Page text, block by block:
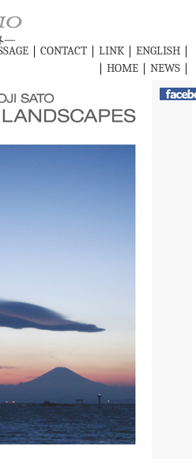
ENGLISH ｜
LINK｜
CONTACT ｜
｜
NEWS ｜
｜ HOME ｜